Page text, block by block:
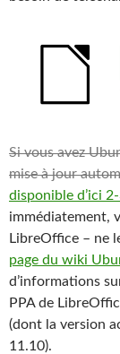
Si vous avez
mise à jour
disponible d’ici
immédiatement,
LibreOffice – ne
page du wiki
d’informations
PPA de
(dont la version
11.10).